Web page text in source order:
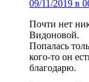
09/11/2019 в
Почти нет
Видоновой.
Попалась
кого-то он
благодарю.